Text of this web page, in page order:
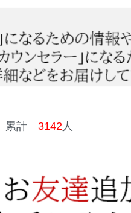
累計 3142人